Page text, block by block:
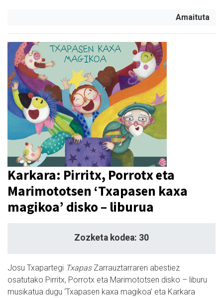
Amaituta
Karkara: Pirritx, Porrotx eta
Marimototsen ‘Txapasen kaxa
magikoa’ disko – liburua
Zozketa kodea: 30
Josu Txapartegi Txapas Zarrauztarraren abestiez
osatutako Pirritx, Porrotx eta Marimototsen disko – liburu
musikatua dugu ‘Txapasen kaxa magikoa’ eta Karkara